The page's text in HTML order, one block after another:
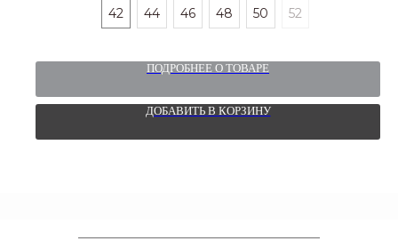
42 44 46 48 50 52
ПОДРОБНЕЕ О ТОВАРЕ
ДОБАВИТЬ В КОРЗИНУ